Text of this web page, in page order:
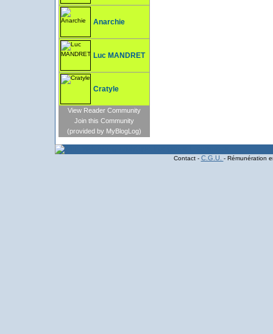
Anarchie
Luc MANDRET
Cratyle
View Reader Community
Join this Community
(provided by MyBlogLog)
Contact - C.G.U. - Rémunération